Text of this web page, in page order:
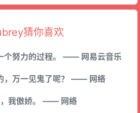
猜你喜欢
个努力的过程。 —— 网易云音乐
，万一见鬼了呢？ —— 网络
我傲娇。 —— 网络